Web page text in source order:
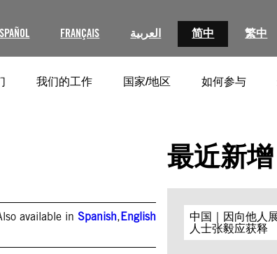
FRANÇAIS العربية 简中 繁中
我们的工作 国家/地区 如何参与
available inSpanish,English
最近新增
中国｜因向他人
人士张毅应获释